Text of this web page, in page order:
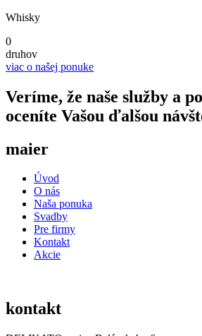
Whisky
0
druhov
viac o našej ponuke
Veríme, že naše služby a
oceníte Vašou ďalšou
maier
Úvod
O nás
Naša ponuka
Svadby
Pre firmy
Kontakt
Akcie
kontakt